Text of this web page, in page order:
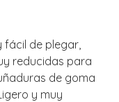
fácil de plegar,
reducidas para
de goma
y muy